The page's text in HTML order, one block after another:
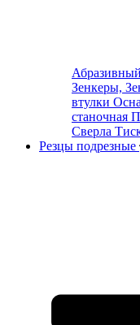
Зенкеры,
втулки
станочная
Сверла
Резцы подрезные